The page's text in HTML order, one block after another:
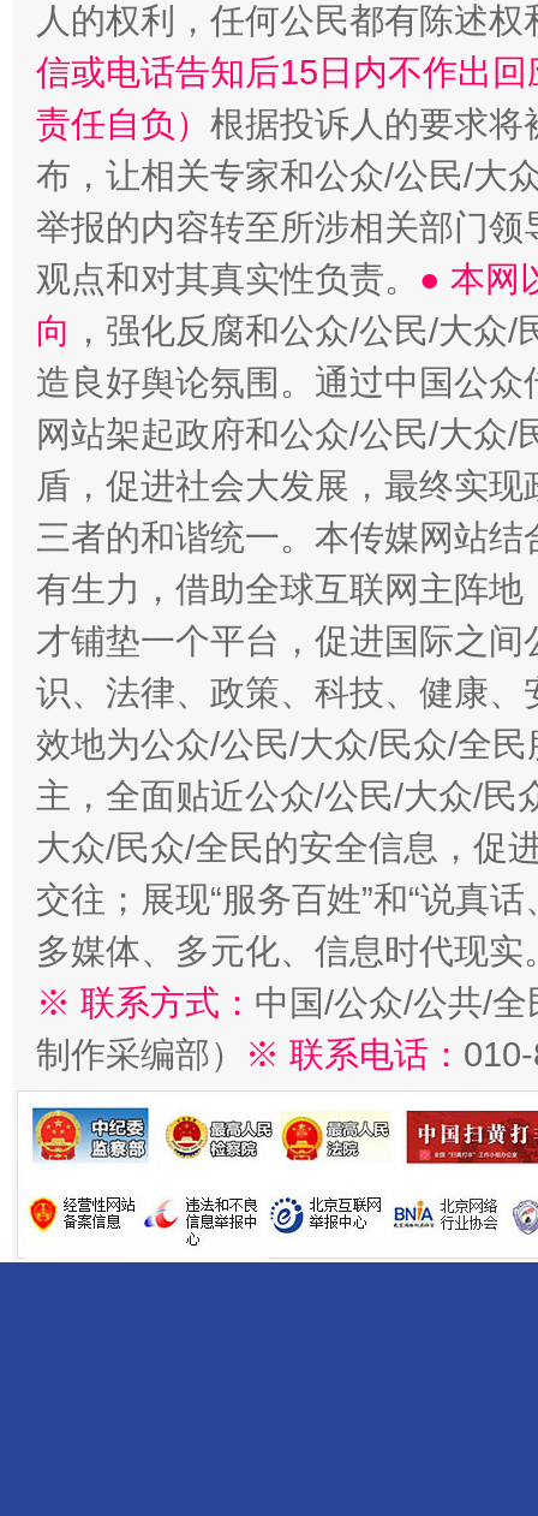
人的权利，任何公民都有陈述
信或电话告知后15日内不作出
责任自负） 根据投诉人的要求将
布，让相关专家和公众/公民/大
举报的内容转至所涉相关部门
观点和对其真实性负责。 ● 本网
向 ，强化反腐和公众/公民/大众
造良好舆论氛围。通过中国公
网站架起政府和公众/公民/大众
盾，促进社会大发展，最终实
三者的和谐统一。本传媒网站
有生力，借助全球互联网主阵
才铺垫一个平台，促进国际之
识、法律、政策、科技、健康
效地为公众/公民/大众/民众/全
主，全面贴近公众/公民/大众/民
大众/民众/全民的安全信息，促
交往；展现“服务百姓”和“说真
多媒体、多元化、信息时代现实
※ 联系方式： 中国/公众/公共/
制作采编部）
※ 联系电话：